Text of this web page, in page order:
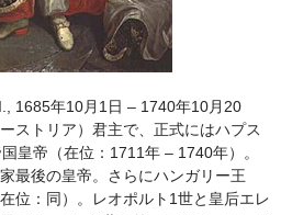
1685年10月1日 – 1740年10月20
ストリア）君主で、正式にはハプス
皇帝（在位：1711年 – 1740年）。
最後の皇帝。さらにハンガリー王
位：同）。レオポルト1世と皇后エレ